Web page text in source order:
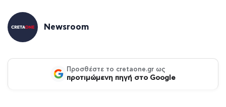
Newsroom
Προσθέστε το cretaone.gr ως
προτιμώμενη πηγή στο Google